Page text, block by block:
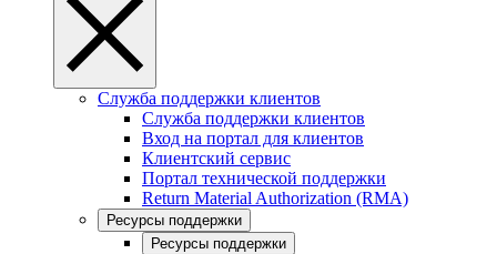
Служба поддержки клиентов
Служба поддержки клиентов
Вход на портал для клиентов
Клиентский сервис
Портал технической поддержки
Return Material Authorization (RMA)
Ресурсы поддержки
Ресурсы поддержки